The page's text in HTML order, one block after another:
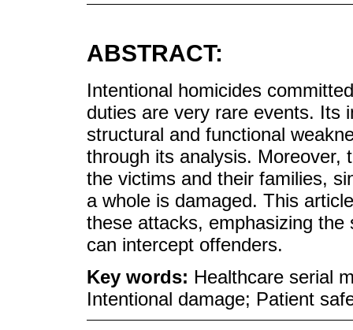
ABSTRACT:
Intentional homicides
duties are very rare events. Its
structural and functional
through its analysis. Moreover,
the victims and their families,
a whole is damaged. This
these attacks, emphasizing
can intercept offenders.
Key words: Healthcare serial
Intentional damage; Patient